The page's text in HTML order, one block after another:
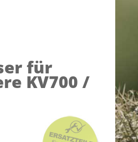
für
KV700 /